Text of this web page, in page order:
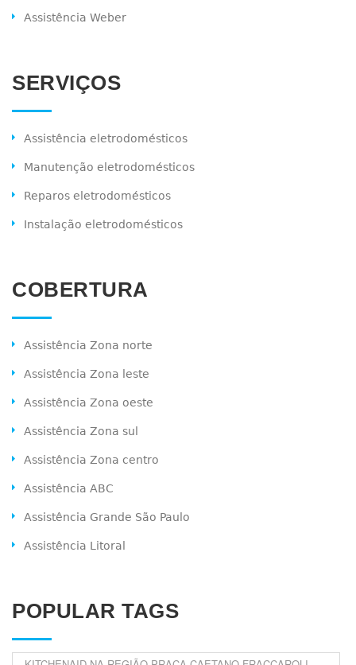
Assistência Weber
SERVIÇOS
Assistência eletrodomésticos
Manutenção eletrodomésticos
Reparos eletrodomésticos
Instalação eletrodomésticos
COBERTURA
Assistência Zona norte
Assistência Zona leste
Assistência Zona oeste
Assistência Zona sul
Assistência Zona centro
Assistência ABC
Assistência Grande São Paulo
Assistência Litoral
POPULAR TAGS